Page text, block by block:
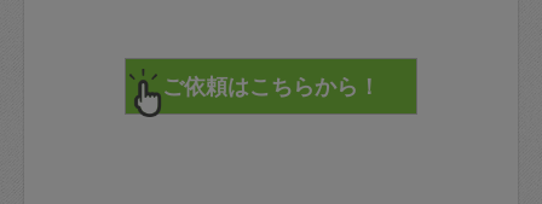
料が発生します。
直前キャンセル料：
72時間前〜24時間前＝依頼料金の50%
みてください。
その後、一番気に入ったタスカジさんに
てください。
不在時に部屋に入るためにタスカジさん
で、必ず鍵のかかるロッカーや金庫に入
れて依頼者の責任の元管理するよう心掛
けてください。